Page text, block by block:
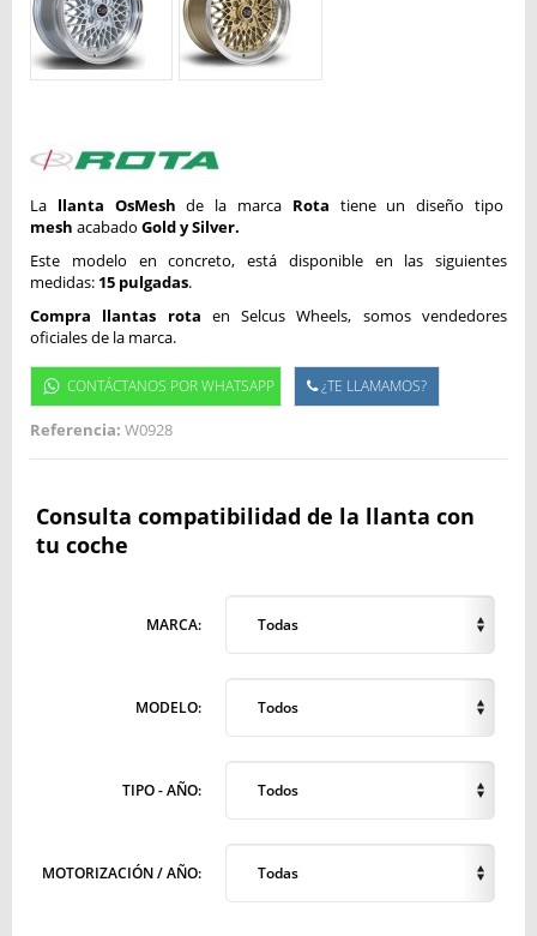
La llanta OsMesh de la marca Rota tiene un diseño tipo
mesh acabado Gold y Silver.
Este modelo en concreto, está disponible en las siguientes
medidas: 15 pulgadas.
Compra llantas rota en Selcus Wheels, somos vendedores
oficiales de la marca.
CONTÁCTANOS POR WHATSAPP ¿TE LLAMAMOS?
Referencia: W0928
Consulta compatibilidad de la llanta con
tu coche
MARCA: Todas
MODELO: Todos
TIPO - AÑO: Todos
MOTORIZACIÓN / AÑO: Todas